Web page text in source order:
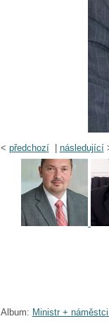
< předchozí| následující
Album: Ministr +